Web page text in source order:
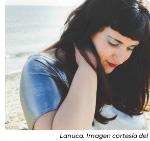
Lanuca. Imagen cortesía del